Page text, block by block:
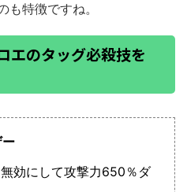
特徴ですね。
エのタッグ必殺技を
効にして攻撃力650％ダ